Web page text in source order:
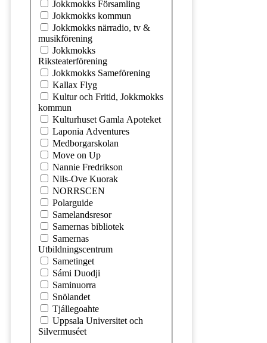
Jokkmokks Församling
Jokkmokks kommun
Jokkmokks närradio, tv &
musikförening
Jokkmokks
Riksteaterförening
Jokkmokks Sameförening
Kallax Flyg
Kultur och Fritid, Jokkmokks
kommun
Kulturhuset Gamla Apoteket
Laponia Adventures
Medborgarskolan
Move on Up
Nannie Fredrikson
Nils-Ove Kuorak
NORRSCEN
Polarguide
Samelandsresor
Samernas bibliotek
Samernas
Utbildningscentrum
Sametinget
Sámi Duodji
Saminuorra
Snölandet
Tjállegoahte
Uppsala Universitet och
Silvermuséet